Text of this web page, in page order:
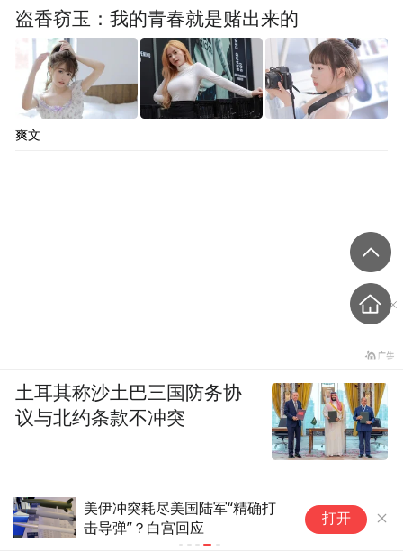
美伊冲突耗尽美国陆军“精确打
击导弹”？白宫回应
打开
盗香窃玉：我的青春就是赌出来的
爽文
土耳其称沙土巴三国防务协
议与北约条款不冲突